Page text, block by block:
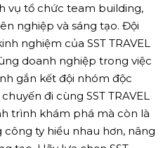
vụ tổ chức team building,
nghiệp và sáng tạo. Đội
nghiệm của SST TRAVEL
doanh nghiệp trong việc
gắn kết đội nhóm độc
đi cùng SST TRAVEL
trình khám phá mà còn là
ty hiểu nhau hơn, nâng